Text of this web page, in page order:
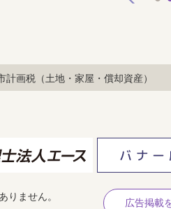
計画税（土地・家屋・償却資産）
りません。
広告掲載